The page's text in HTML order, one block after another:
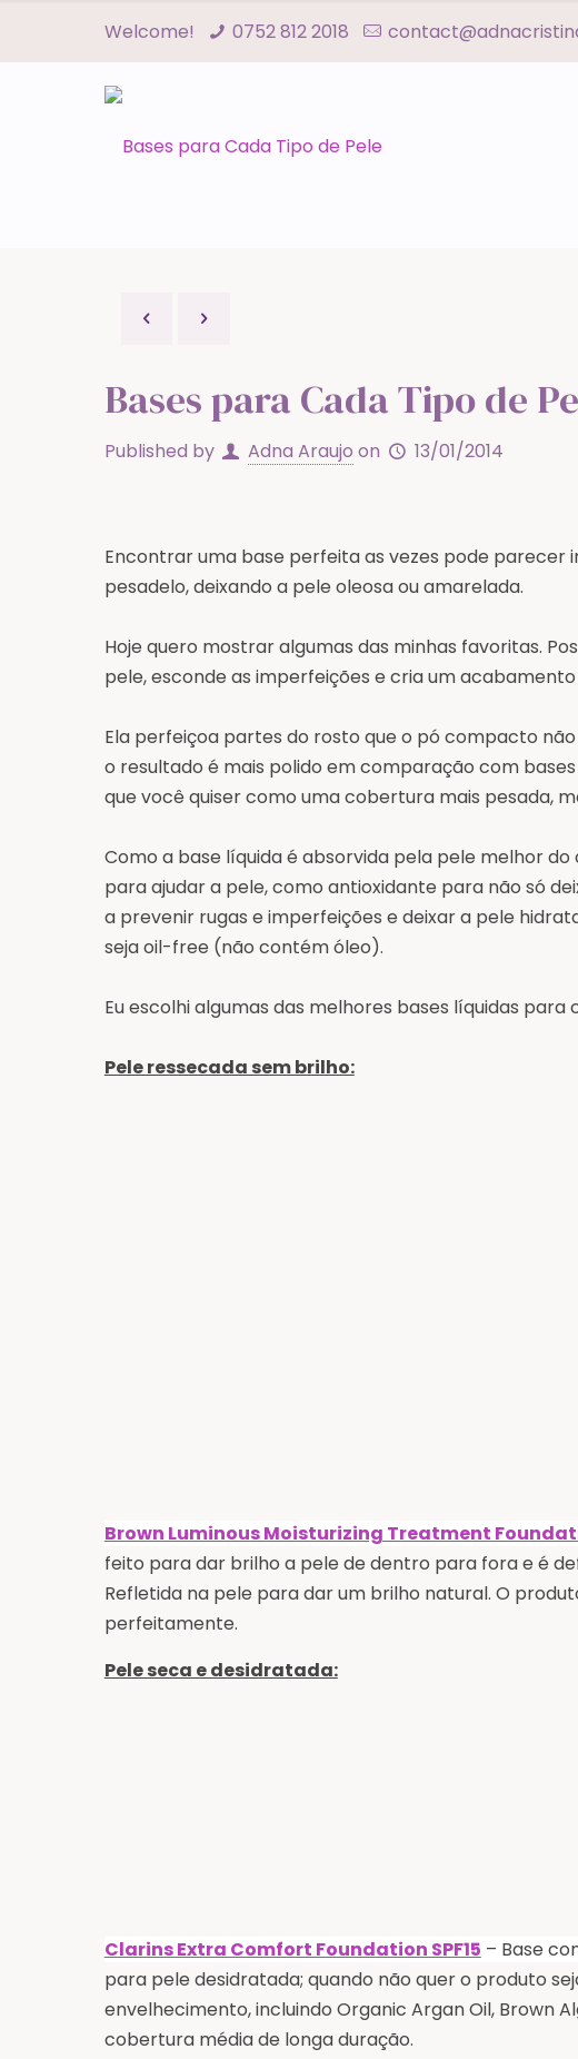
Welcome! 0752 812 2018
Bases para Cada Tipo de
Published by Adna Araujo on 13/01/2014
Encontrar uma base perfeita as vezes pode
pesadelo, deixando a pele oleosa ou amarelada.
Hoje quero mostrar algumas das minhas favoritas.
pele, esconde as imperfeições e cria um
Ela perfeiçoa partes do rosto que o pó compacto
o resultado é mais polido em comparação com
que você quiser como uma cobertura mais pesada,
Como a base líquidaé absorvida pela pele melhor
para ajudar a pele, como antioxidante para não só
a prevenir rugas e imperfeições e deixar a pele
seja oil-free (não contém óleo).
Eu escolhi algumas das melhores bases líquidas para
Pele ressecada sem brilho:
Brown Luminous Moisturizing Treatment
feito para dar brilho a pele de dentro para fora e é
Refletida na pele para dar um brilho natural. O
perfeitamente.
Pele seca e desidratada:
Clarins Extra Comfort Foundation SPF15 – Base
para pele desidratada; quando não quer o produto
envelhecimento, incluindo Organic Argan Oil, Brown
cobertura média de longa duração.